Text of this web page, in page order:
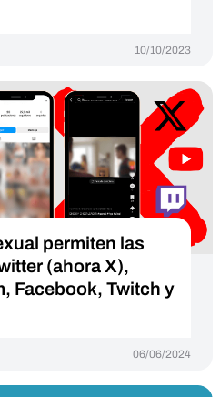
10/10/2023
permiten las
(ahora X),
Facebook, Twitch y
06/06/2024